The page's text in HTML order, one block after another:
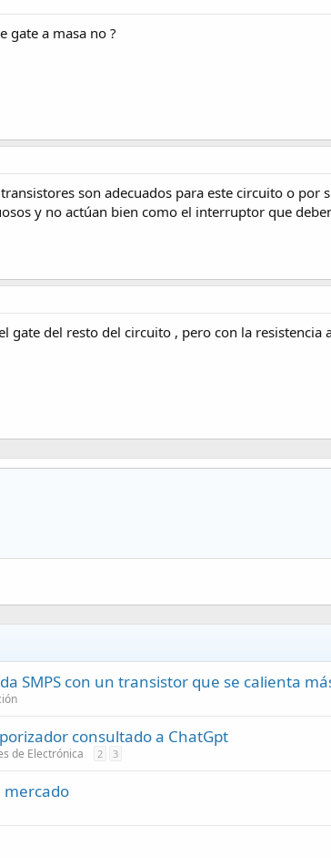
gate a masa no ?
son adecuados para este circuito o
y no actúan bien como el interruptor que
gate del resto del circuito , pero con la resistencia
SMPS con un transistor que se calienta
consultado a ChatGpt
de Electrónica 2 3
mercado